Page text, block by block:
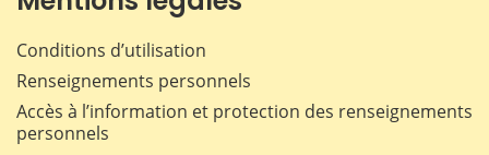
Conditions d’utilisation
Renseignements personnels
Accès à l’information et protection des renseignements
personnels